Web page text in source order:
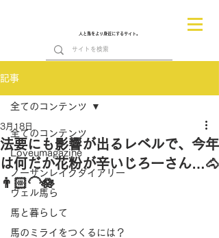
人と馬をより身近にするサイト。
記事
全てのコンテンツ
Loveumagazine
ノーザンレイクダイアリー
ヴェル馬ら
馬と暮らして
馬のミライをつくるには？
全てのコンテンツ
法要にも影響が出るレベルで、今年
は何だか花粉が辛いじろーさん…🐴
👨🏻‍🦲🪷
3月18日